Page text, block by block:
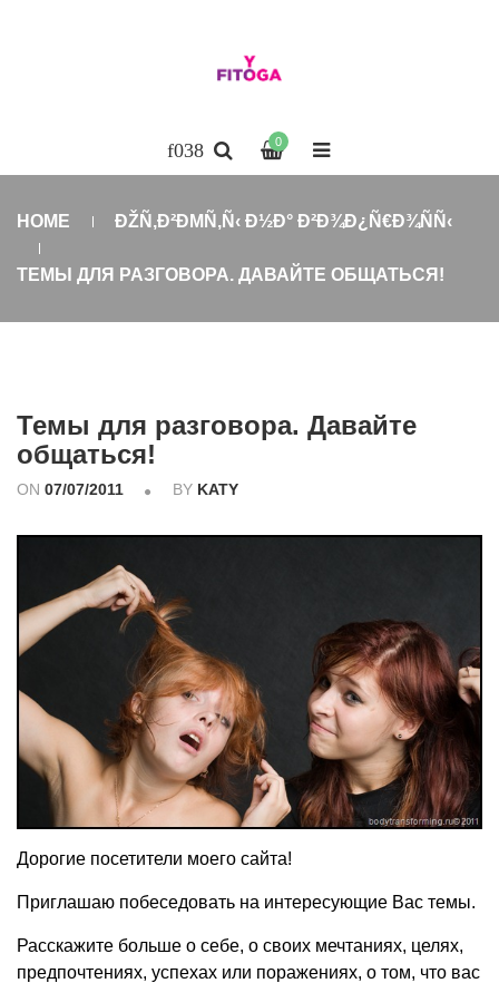
0
HOME ÐŽÑ‚Ð²ÐΜÑ‚Ñ‹ Ð½Ð° Ð²Ð¾Ð¿Ñ€Ð¾ÑÑ‹
ТЕМЫ ДЛЯ РАЗГОВОРА. ДАВАЙТЕ ОБЩАТЬСЯ!
Темы для разговора. Давайте
общаться!
ON 07/07/2011 BY KATY
Дорогие посетители моего сайта!
Приглашаю побеседовать на интересующие Вас темы.
Расскажите больше о себе, о своих мечтаниях, целях,
предпочтениях, успехах или поражениях, о том, что вас